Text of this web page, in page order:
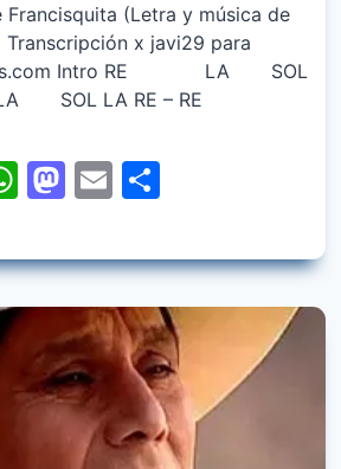
(Letra y música de
Transcripción x javi29 para
Intro RE LA SOL
SOL LA RE – RE
WhatsApp
Mastodon
Email